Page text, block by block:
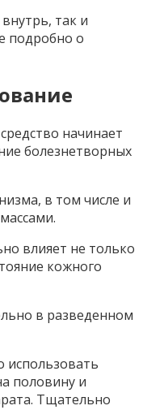
так и
подробно о
начинает
болезнетворных
в том числе и
влияет не только
кожного
в разведенном
использовать
половину и
Тщательно